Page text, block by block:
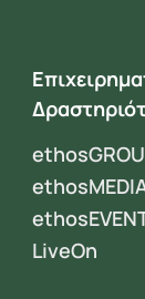
LiveOn